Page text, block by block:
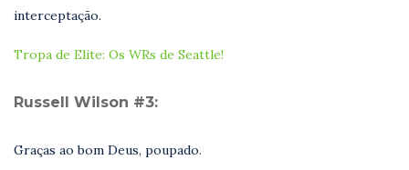
interceptação.
Tropa de Elite: Os WRs de Seattle!
Russell Wilson #3:
Graças ao bom Deus, poupado.